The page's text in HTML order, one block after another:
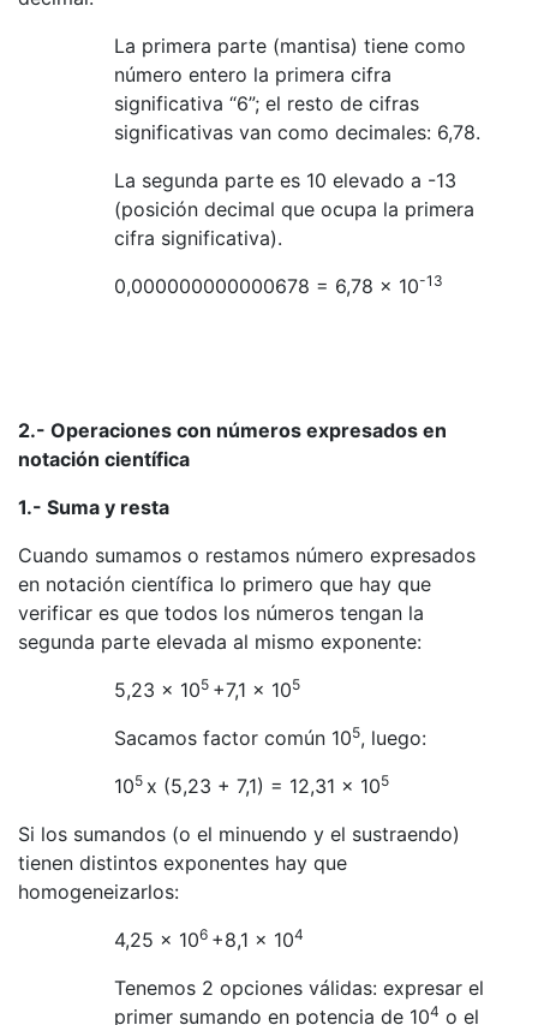
La primera parte (mantisa) tiene como
número entero la primera cifra
significativa “6”; el resto de cifras
significativas van como decimales: 6,78.
La segunda parte es 10 elevado a -13
(posición decimal que ocupa la primera
cifra significativa).
0,000000000000678 = 6,78 x 10-13
2.- Operaciones con números expresados en
notación científica
1.- Suma y resta
Cuando sumamos o restamos número expresados
en notación científica lo primero que hay que
verificar es que todos los números tengan la
segunda parte elevada al mismo exponente:
5,23 x 105 +7,1 x 105
Sacamos factor común 105, luego:
105 x (5,23 + 7,1) = 12,31 x 105
Si los sumandos (o el minuendo y el sustraendo)
tienen distintos exponentes hay que
homogeneizarlos:
4,25 x 106 +8,1 x 104
Tenemos 2 opciones válidas: expresar el
primer sumando en potencia de 104 o el